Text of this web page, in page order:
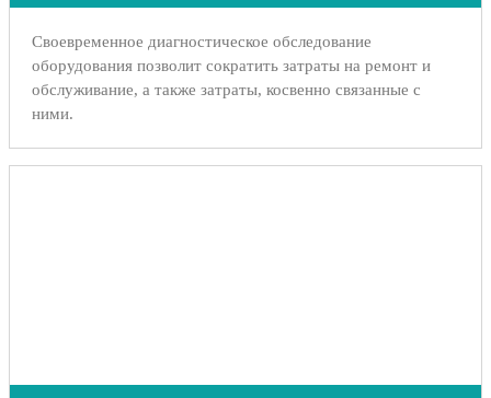
Своевременное диагностическое обследование
оборудования позволит сократить затраты на ремонт и
обслуживание, а также затраты, косвенно связанные с
ними.